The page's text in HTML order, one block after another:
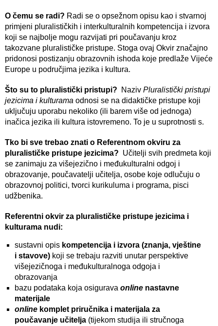
O čemu se radi? Radi se o opsežnom opisu kao i stvarnoj
primjeni pluralističkih i interkulturalnih kompetencija i izvora
koji se najbolje mogu razvijati pri poučavanju kroz
takozvane pluralističke pristupe. Stoga ovaj Okvir značajno
pridonosi postizanju obrazovnih ishoda koje predlaže Vijeće
Europe u područjima jezika i kultura.
Što su to pluralistički pristupi? Naziv Pluralistički pristupi
jezicima i kulturama odnosi se na didaktičke pristupe koji
uključuju uporabu nekoliko (ili barem više od jednoga)
inačica jezika ili kultura istovremeno. To je u suprotnosti s.
Tko bi sve trebao znati o Referentnom okviru za
pluralističke pristupe jezicima? Učitelji svih predmeta koji
se zanimaju za višejezično i međukulturalni odgoj i
obrazovanje, poučavatelji učitelja, osobe koje odlučuju o
obrazovnoj politici, tvorci kurikuluma i programa, pisci
udžbenika.
Referentni okvir za pluralističke pristupe jezicima i
kulturama nudi:
sustavni opis kompetencija i izvora (znanja, vještine
i stavove) koji se trebaju razviti unutar perspektive
višejezičnoga i međukulturalnoga odgoja i
obrazovanja
bazu podataka koja osigurava online nastavne
materijale
online komplet priručnika i materijala za
poučavanje učitelja (tijekom studija ili stručnoga